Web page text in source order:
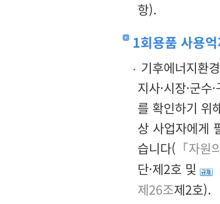
항).
1회용품 사용
기후에너지환
지사·시장·군
를 확인하기 위
상 사업자에게
습니다( 「자
단·제2호 및
제26조제2호).